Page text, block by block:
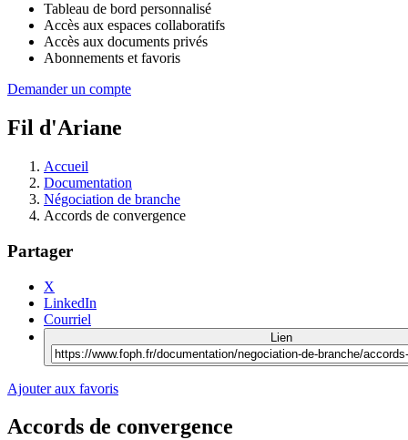
Tableau de bord personnalisé
Accès aux espaces collaboratifs
Accès aux documents privés
Abonnements et favoris
Demander un compte
Fil d'Ariane
Accueil
Documentation
Négociation de branche
Accords de convergence
Partager
X
LinkedIn
Courriel
Lien
Ajouter aux favoris
Accords de convergence